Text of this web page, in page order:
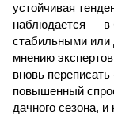
устойчивая
наблюдается — в
стабильными или
мнению
вновь
повышенный
дачного сезона, и